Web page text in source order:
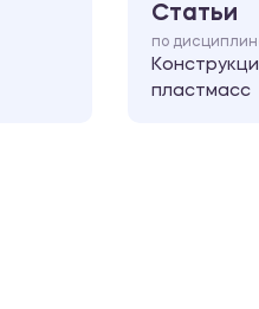
Статьи
по
пластмасс